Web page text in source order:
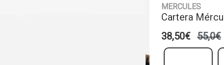
MERCULES
Cartera
38,50€ 55,0€